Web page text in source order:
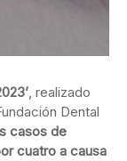
, realizado
Dental
casos de
cuatro a causa